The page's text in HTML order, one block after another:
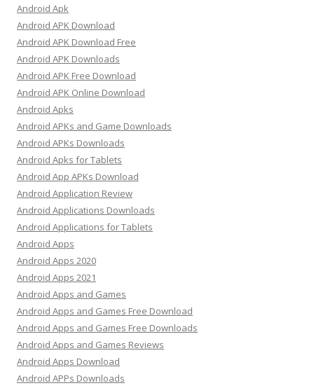
Android Apk
Android APK Download
Android APK Download Free
Android APK Downloads
Android APK Free Download
Android APK Online Download
Android Apks
Android APKs and Game Downloads
Android APKs Downloads
Android Apks for Tablets
Android App APKs Download
Android Application Review
Android Applications Downloads
Android Applications for Tablets
Android Apps
Android Apps 2020
Android Apps 2021
Android Apps and Games
Android Apps and Games Free Download
Android Apps and Games Free Downloads
Android Apps and Games Reviews
Android Apps Download
Android APPs Downloads